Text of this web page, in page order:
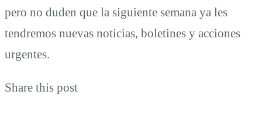
pero no duden que la siguiente semana ya les
tendremos nuevas noticias, boletines y acciones
urgentes.
Share this post